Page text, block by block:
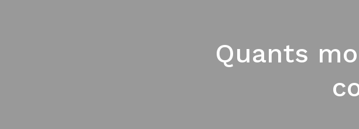
Quants